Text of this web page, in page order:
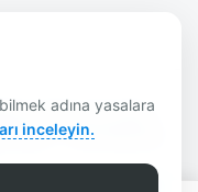
| UYDU | OTO SES
2026 - TÜM HAKLARI
adına yasalara
inceleyin.